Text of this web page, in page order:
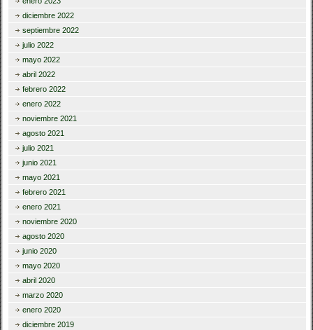
diciembre 2022
septiembre 2022
julio 2022
mayo 2022
abril 2022
febrero 2022
enero 2022
noviembre 2021
agosto 2021
julio 2021
junio 2021
mayo 2021
febrero 2021
enero 2021
noviembre 2020
agosto 2020
junio 2020
mayo 2020
abril 2020
marzo 2020
enero 2020
diciembre 2019